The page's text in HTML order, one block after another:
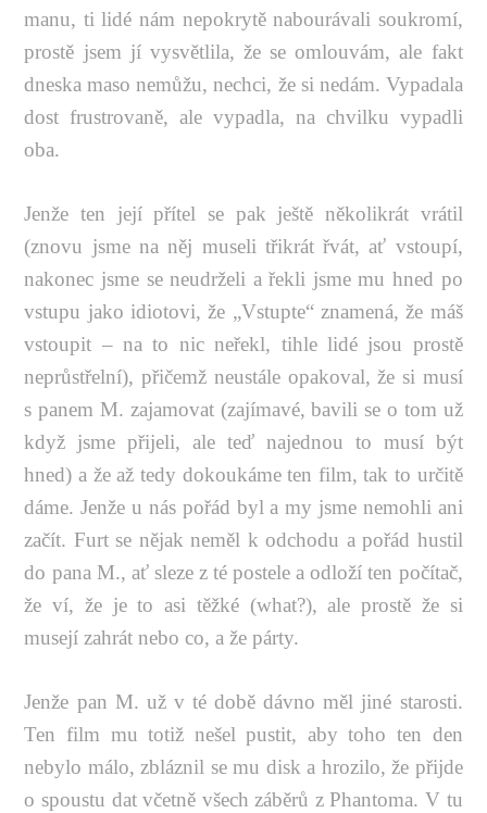
manu, ti lidé nám nepokrytě nabourávali soukromí,
prostě jsem jí vysvětlila, že se omlouvám, ale fakt
dneska maso nemůžu, nechci, že si nedám. Vypadala
dost frustrovaně, ale vypadla, na chvilku vypadli
oba.
Jenže ten její přítel se pak ještě několikrát vrátil
(znovu jsme na něj museli třikrát řvát, ať vstoupí,
nakonec jsme se neudrželi a řekli jsme mu hned po
vstupu jako idiotovi, že „Vstupte“ znamená, že máš
vstoupit – na to nic neřekl, tihle lidé jsou prostě
neprůstřelní), přičemž neustále opakoval, že si musí
s panem M. zajamovat (zajímavé, bavili se o tom už
když jsme přijeli, ale teď najednou to musí být
hned) a že až tedy dokoukáme ten film, tak to určitě
dáme. Jenže u nás pořád byl a my jsme nemohli ani
začít. Furt se nějak neměl k odchodu a pořád hustil
do pana M., ať sleze z té postele a odloží ten počítač,
že ví, že je to asi těžké (what?), ale prostě že si
musejí zahrát nebo co, a že párty.
Jenže pan M. už v té době dávno měl jiné starosti.
Ten film mu totiž nešel pustit, aby toho ten den
nebylo málo, zbláznil se mu disk a hrozilo, že přijde
o spoustu dat včetně všech záběrů z Phantoma. V tu